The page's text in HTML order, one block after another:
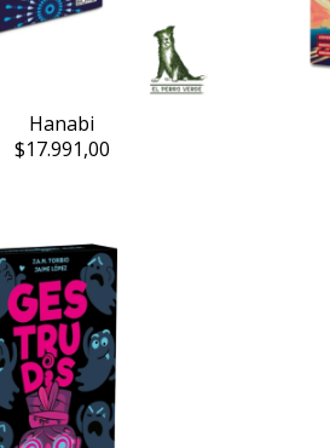
Hanabi
$17.991,00